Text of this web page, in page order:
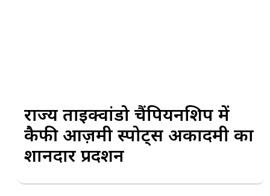
राज्य ताइक्वांडो चैंपियनशिप में
कैफी आज़मी स्पोर्ट्स अकादमी का
शानदार प्रदर्शन